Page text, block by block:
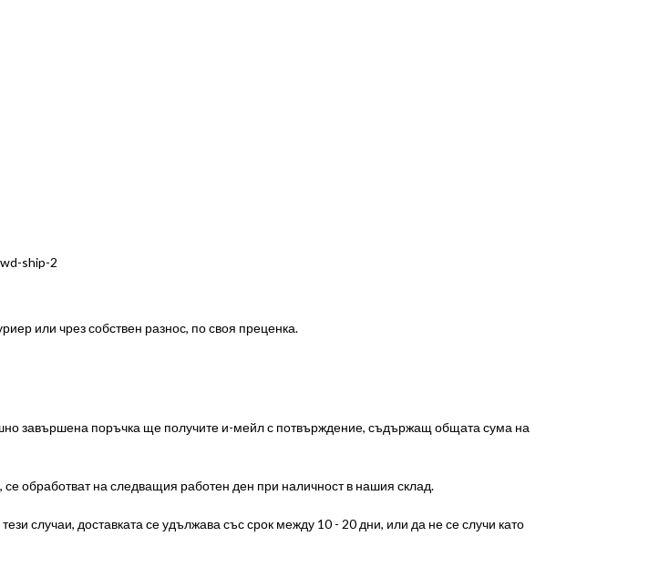
или чрез собствен разнос, по своя преценка.
завършена поръчка ще получите и-мейл с потвърждение, съдържащ общата сума на
обработват на следващия работен ден при наличност в нашия склад.
случаи, доставката се удължава със срок между 10 - 20 дни, или да не се случи като